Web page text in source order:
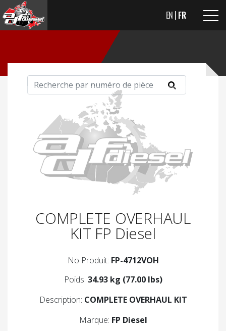
EN FR
COMPLETE OVERHAUL
KIT FP Diesel
No Produit: FP-4712VOH
Poids: 34.93 kg (77.00 lbs)
Description: COMPLETE OVERHAUL KIT
Marque: FP Diesel